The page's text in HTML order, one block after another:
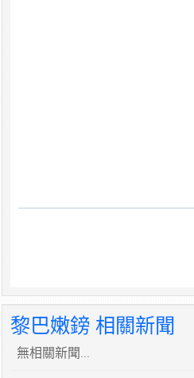
黎巴嫩鎊 相關新聞
無相關新聞...